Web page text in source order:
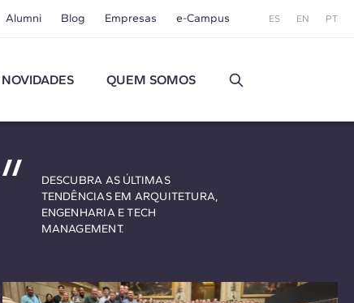
Alumni Blog Empresas e-Campus ES EN PT
NOVIDADES QUEM SOMOS
DESCUBRA AS ÚLTIMAS
TENDÊNCIAS EM ARQUITETURA,
ENGENHARIA E TECH
MANAGEMENT.